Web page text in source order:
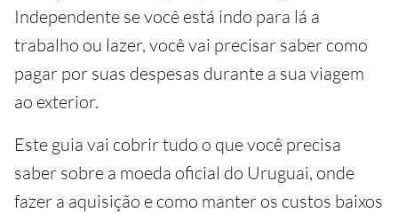
Independente se você está indo para lá a
trabalho ou lazer, você vai precisar saber como
pagar por suas despesas durante a sua viagem
ao exterior.
Este guia vai cobrir tudo o que você precisa
saber sobre a moeda oficial do Uruguai, onde
fazer a aquisição e como manter os custos baixos